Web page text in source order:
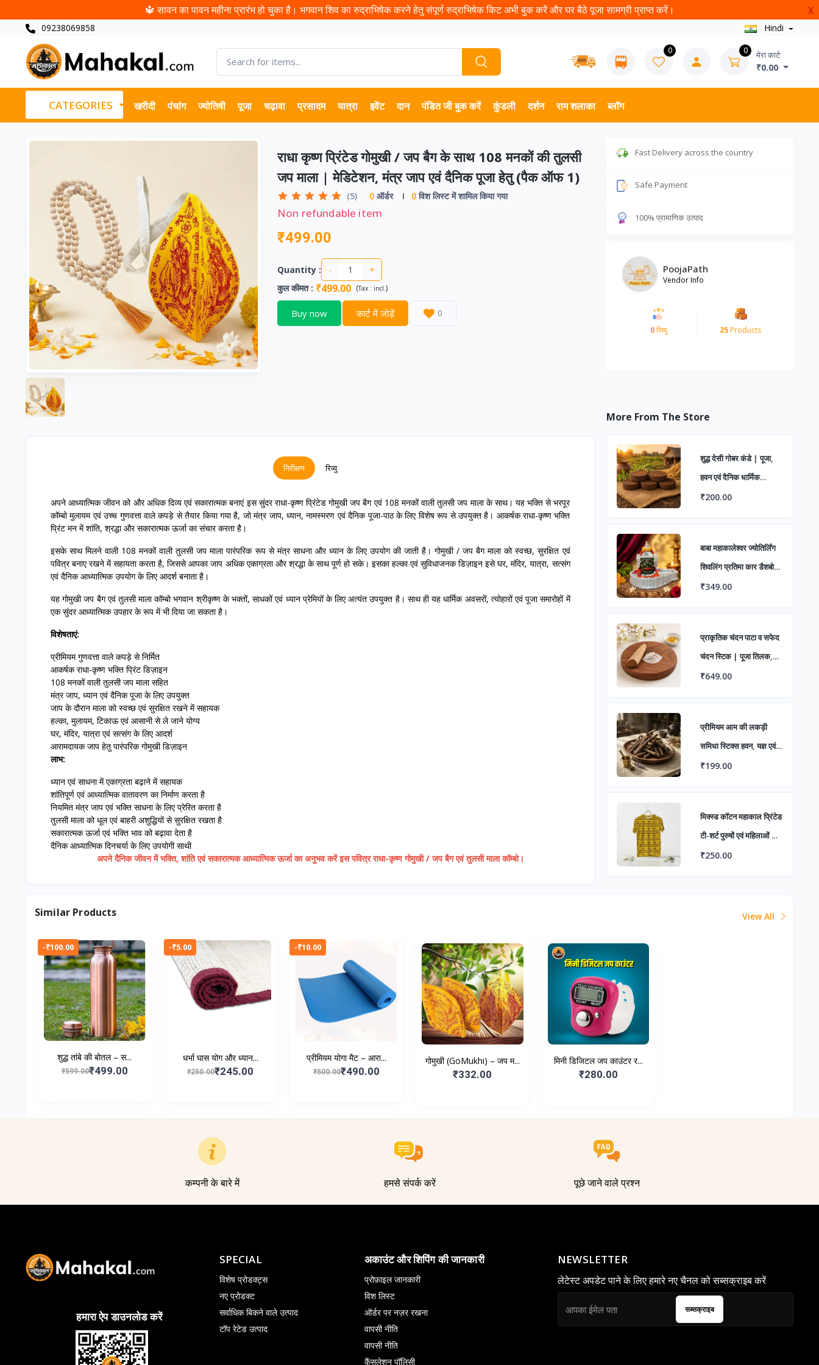
🔱 सावन का पावन महीना प्रारंभ हो चुका है। भगवान शिव का रुद्राभिषेक करने हेतु संपूर्ण रुद्राभिषेक किट अभी बुक करें और घर बैठे पूजा सामग्री प्राप्त करें। X
09238069858 Hindi
0 0 मेरा कार्ट
₹0.00
CATEGORIES खरीदी पंचांग ज्योतिषी पूजा चढ़ावा प्रसादम यात्रा इवेंट दान पंडित जी बुक करें कुंडली दर्शन राम शलाका ब्लॉग
राधा कृष्ण प्रिंटेड गोमुखी / जप बैग के साथ 108 मनकों की तुलसी
जप माला | मेडिटेशन, मंत्र जाप एवं दैनिक पूजा हेतु (पैक ऑफ 1)
(5) 0ऑर्डर 0विश लिस्ट में शामिल किया गया
Non refundable item
₹499.00
Quantity : - +
कुल कीमत: ₹499.00 (Tax : incl.)
Buy now कार्ट में जोड़ें 0
निरीक्षण रिव्यु
अपने आध्यात्मिक जीवन को और अधिक दिव्य एवं सकारात्मक बनाएं इस सुंदर राधा-कृष्ण प्रिंटेड गोमुखी जप बैग एवं 108 मनकों वाली तुलसी जप माला के साथ। यह भक्ति से भरपूर
कॉम्बो मुलायम एवं उच्च गुणवत्ता वाले कपड़े से तैयार किया गया है, जो मंत्र जाप, ध्यान, नामस्मरण एवं दैनिक पूजा-पाठ के लिए विशेष रूप से उपयुक्त है। आकर्षक राधा-कृष्ण भक्ति
प्रिंट मन में शांति, श्रद्धा और सकारात्मक ऊर्जा का संचार करता है।
इसके साथ मिलने वाली 108 मनकों वाली तुलसी जप माला पारंपरिक रूप से मंत्र साधना और ध्यान के लिए उपयोग की जाती है। गोमुखी / जप बैग माला को स्वच्छ, सुरक्षित एवं
पवित्र बनाए रखने में सहायता करता है, जिससे आपका जाप अधिक एकाग्रता और श्रद्धा के साथ पूर्ण हो सके। इसका हल्का एवं सुविधाजनक डिज़ाइन इसे घर, मंदिर, यात्रा, सत्संग
एवं दैनिक आध्यात्मिक उपयोग के लिए आदर्श बनाता है।
यह गोमुखी जप बैग एवं तुलसी माला कॉम्बो भगवान श्रीकृष्ण के भक्तों, साधकों एवं ध्यान प्रेमियों के लिए अत्यंत उपयुक्त है। साथ ही यह धार्मिक अवसरों, त्योहारों एवं पूजा समारोहों में
एक सुंदर आध्यात्मिक उपहार के रूप में भी दिया जा सकता है।
विशेषताएं:
प्रीमियम गुणवत्ता वाले कपड़े से निर्मित
आकर्षक राधा-कृष्ण भक्ति प्रिंट डिज़ाइन
108 मनकों वाली तुलसी जप माला सहित
मंत्र जाप, ध्यान एवं दैनिक पूजा के लिए उपयुक्त
जाप के दौरान माला को स्वच्छ एवं सुरक्षित रखने में सहायक
हल्का, मुलायम, टिकाऊ एवं आसानी से ले जाने योग्य
घर, मंदिर, यात्रा एवं सत्संग के लिए आदर्श
आरामदायक जाप हेतु पारंपरिक गोमुखी डिज़ाइन
लाभ:
ध्यान एवं साधना में एकाग्रता बढ़ाने में सहायक
शांतिपूर्ण एवं आध्यात्मिक वातावरण का निर्माण करता है
नियमित मंत्र जाप एवं भक्ति साधना के लिए प्रेरित करता है
तुलसी माला को धूल एवं बाहरी अशुद्धियों से सुरक्षित रखता है
सकारात्मक ऊर्जा एवं भक्ति भाव को बढ़ावा देता है
दैनिक आध्यात्मिक दिनचर्या के लिए उपयोगी साथी
अपने दैनिक जीवन में भक्ति, शांति एवं सकारात्मक आध्यात्मिक ऊर्जा का अनुभव करें इस पवित्र राधा-कृष्ण गोमुखी / जप बैग एवं तुलसी माला कॉम्बो।
Fast Delivery across the country
Safe Payment
100% प्रामाणिक उत्पाद
PoojaPath
Vendor Info
0रिव्यु 25Products
More From The Store
शुद्ध देसी गोबर कंडे | पूजा,
हवन एवं दैनिक धार्मिक
अनुष्ठानों हेतु प्राकृतिक उपले/
₹200.00
बाबा महाकालेश्वर ज्योतिर्लिंग
शिवलिंग प्रतिमा कार डैशबोर्ड
एवं घर मंदिर हेतु | पूजा के
₹349.00
प्राकृतिक चंदन पाटा व सफेद
चंदन स्टिक | पूजा तिलक,
घुट्टी एवं जड़ी-बूटी पीसने हेतु
₹649.00
प्रीमियम आम की लकड़ी
समिधा स्टिक्स हवन, यज्ञ एवं
पूजा के लिए | प्राकृतिक सूखी
₹199.00
मिक्स्ड कॉटन महाकाल प्रिंटेड
टी-शर्ट पुरुषों एवं महिलाओं के
लिए | शिव भक्तों के लिए
आयोजनों हेतु उपयुक्त
₹250.00
Similar Products View All
-₹100.00
शुद्ध तांबे की बोतल – स...
₹599.00₹499.00
-₹5.00
धर्भा घास योग और ध्यान...
₹250.00₹245.00
-₹10.00
प्रीमियम योगा मैट – आरा...
₹500.00₹490.00
गोमुखी (GoMukhi) – जप म...
₹332.00
मिनी डिजिटल जप काउंटर र...
₹280.00
कम्पनी के बारे में हमसे संपर्क करें पूछे जाने वाले प्रश्न
हमारा ऐप डाउनलोड करें
SPECIAL
विशेष प्रोडक्ट्स
नए प्रोडक्ट
सर्वाधिक बिकने वाले उत्पाद
टॉप रेटेड उत्पाद
अकाउंट और शिपिंग की जानकारी
प्रोफ़ाइल जानकारी
विश लिस्ट
ऑर्डर पर नज़र रखना
वापसी नीति
वापसी नीति
कैंसलेशन पॉलिसी
NEWSLETTER
लेटेस्ट अपडेट पाने के लिए हमारे नए चैनल को सब्सक्राइब करें
सब्सक्राइब